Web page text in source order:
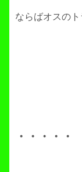
ならばオスの
・・・・・